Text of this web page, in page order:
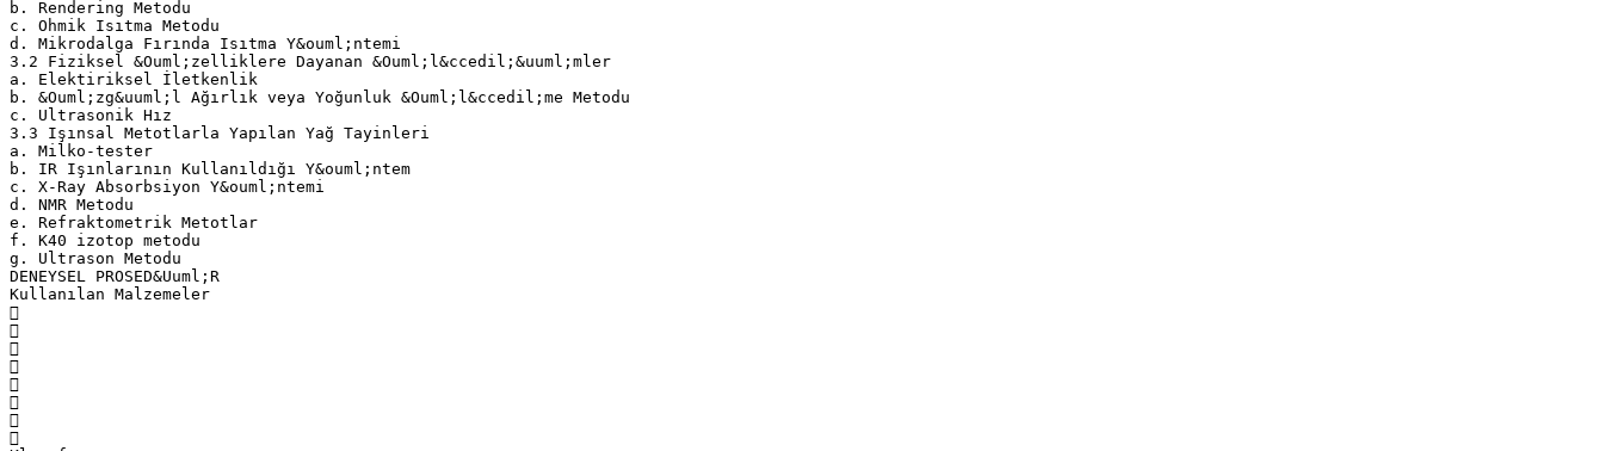
b. Rendering Metodu
c. Ohmik Isıtma Metodu
d. Mikrodalga Fırında Isıtma Y&ouml;ntemi
3.2 Fiziksel &Ouml;zelliklere Dayanan &Ouml;l&ccedil;&uuml;mler
a. Elektiriksel İletkenlik
b. &Ouml;zg&uuml;l Ağırlık veya Yoğunluk &Ouml;l&ccedil;me Metodu
c. Ultrasonik Hız
3.3 Işınsal Metotlarla Yapılan Yağ Tayinleri
a. Milko-tester
b. IR Işınlarının Kullanıldığı Y&ouml;ntem
c. X-Ray Absorbsiyon Y&ouml;ntemi
d. NMR Metodu
e. Refraktometrik Metotlar
f. K40 izotop metodu
g. Ultrason Metodu
DENEYSEL PROSED&Uuml;R
Kullanılan Malzemeler







